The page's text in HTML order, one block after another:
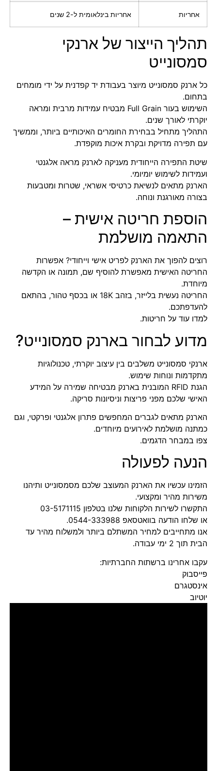
אחריות אחריות בינלאומית ל-2 שנים
תהליך הייצור של ארנקי
סמסונייט
כל ארנק סמסונייט מיוצר בעבודת יד קפדנית על ידי מומחים
בתחום.
השימוש בעור Full Grain מבטיח עמידות מרבית ומראה
יוקרתי לאורך שנים.
התהליך מתחיל בבחירת החומרים האיכותיים ביותר, וממשיך
עם תפירה מדויקת ובקרת איכות מוקפדת.
שיטת התפירה הייחודית מעניקה לארנק מראה אלגנטי
ועמידות לשימוש יומיומי.
הארנק מתאים לנשיאת כרטיסי אשראי, שטרות ומטבעות
בצורה מאורגנת ונוחה.
הוספת חריטה אישית –
התאמה מושלמת
רוצים להפוך את הארנק לפריט אישי וייחודי? אפשרות
החריטה האישית מאפשרת להוסיף שם, תמונה או הקדשה
מיוחדת.
החריטה נעשית בלייזר, בזהב 18K או בכסף טהור, בהתאם
להעדפתכם.
למדו עוד על חריטות.
מדוע לבחור בארנק סמסונייט?
ארנקי סמסונייט משלבים בין עיצוב יוקרתי, טכנולוגיות
מתקדמות ונוחות שימוש.
הגנת RFID המובנית בארנק מבטיחה שמירה על המידע
האישי שלכם מפני פריצות וניסיונות סריקה.
הארנק מתאים לגברים המחפשים פתרון אלגנטי ופרקטי, וגם
כמתנה מושלמת לאירועים מיוחדים.
צפו במבחר הדגמים.
הנעה לפעולה
הזמינו עכשיו את הארנק המעוצב שלכם מסמסונייט ותיהנו
משירות מהיר ומקצועי.
התקשרו לשירות הלקוחות שלנו בטלפון 03-5171115
או שלחו הודעה בוואטסאפ 0544-333988
.
אנו מתחייבים למחיר המשתלם ביותר ולמשלוח מהיר עד
הבית תוך 2 ימי עבודה.
עקבו אחרינו ברשתות החברתיות:
פייסבוק
אינסטגרם
יוטיוב